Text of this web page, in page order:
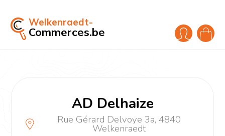
Welkenraedt-
Commerces.be
AD Delhaize
Rue Gérard Delvoye 3a, 4840
Welkenraedt